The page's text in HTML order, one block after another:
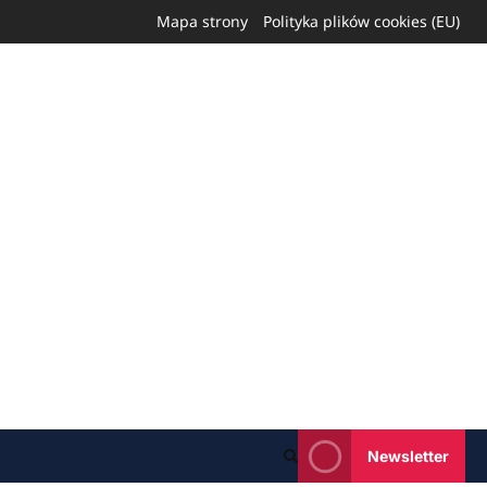
Mapa strony Polityka plików cookies (EU)
Newsletter